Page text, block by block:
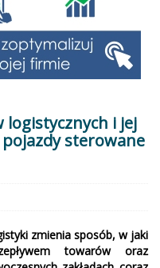
logistycznych i jej
sterowane
zmienia sposób, w jaki
towarów oraz